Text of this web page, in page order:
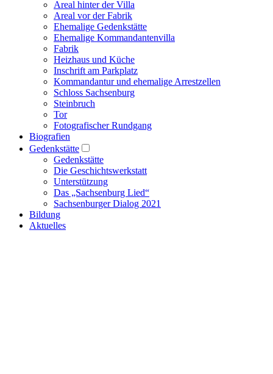
Areal hinter der Villa
Areal vor der Fabrik
Ehemalige Gedenkstätte
Ehemalige Kommandantenvilla
Fabrik
Heizhaus und Küche
Inschrift am Parkplatz
Kommandantur und ehemalige Arrestzellen
Schloss Sachsenburg
Steinbruch
Tor
Fotografischer Rundgang
Biografien
Gedenkstätte
Gedenkstätte
Die Geschichtswerkstatt
Unterstützung
Das „Sachsenburg Lied“
Sachsenburger Dialog 2021
Bildung
Aktuelles